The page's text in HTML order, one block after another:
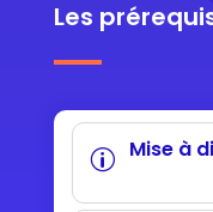
Les
Mise à